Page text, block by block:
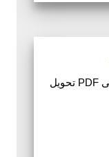
تحويل PDF إلى ODT يعمل. بعض الأحرف الخاصة